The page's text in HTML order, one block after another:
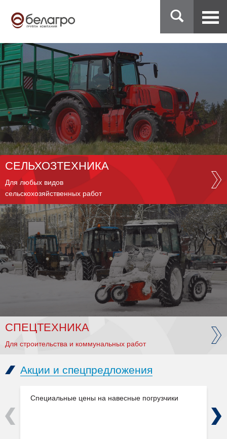
СЕЛЬХОЗТЕХНИКА
Для любых видов
сельскохозяйственных работ
СПЕЦТЕХНИКА
Для строительства и коммунальных работ
Акции и спецпредложения
Специальные цены на навесные погрузчики
Previous Next